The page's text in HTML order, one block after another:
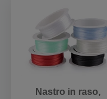
Nastro in raso,